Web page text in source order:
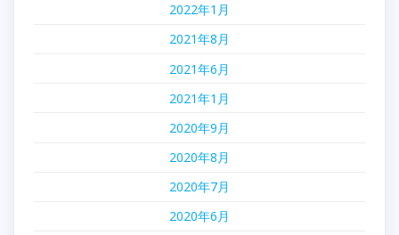
2022年1月
2021年8月
2021年6月
2021年1月
2020年9月
2020年8月
2020年7月
2020年6月